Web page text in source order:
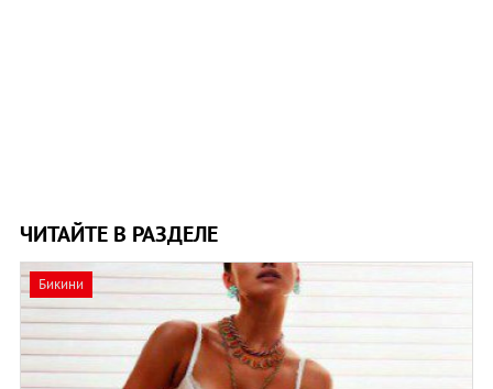
ЧИТАЙТЕ В РАЗДЕЛЕ
Бикини